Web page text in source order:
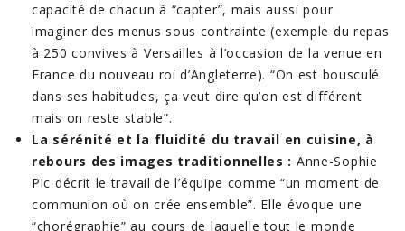
capacité de chacun à “capter”, mais aussi pour
imaginer des menus sous contrainte (exemple du repas
à 250 convives à Versailles à l’occasion de la venue en
France du nouveau roi d’Angleterre). “On est bousculé
dans ses habitudes, ça veut dire qu’on est différent
mais on reste stable”.
La sérénité et la fluidité du travail en cuisine, à
rebours des images traditionnelles : Anne-Sophie
Pic décrit le travail de l’équipe comme “un moment de
communion où on crée ensemble”. Elle évoque une
“chorégraphie” au cours de laquelle tout le monde